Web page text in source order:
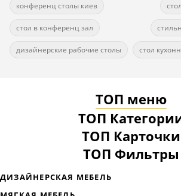
конференц столы киев
стол в конференц зал
дизайнерские рабочие столы стол
ТОП меню
ТОП
ТОП Карточки
ТОП Фильтры